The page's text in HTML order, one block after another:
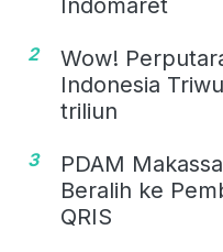
2
Wow!
Indonesia
triliun
3
PDAM
Beralih ke
QRIS